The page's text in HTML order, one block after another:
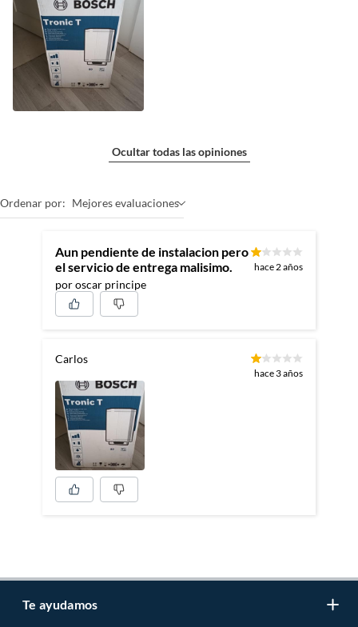
Ocultar todas las opiniones
Ordenar por: Mejores evaluaciones
Aun pendiente de instalacion pero
el servicio de entrega malisimo.
por oscar principe
hace 2 años
Carlos
hace 3 años
Te ayudamos